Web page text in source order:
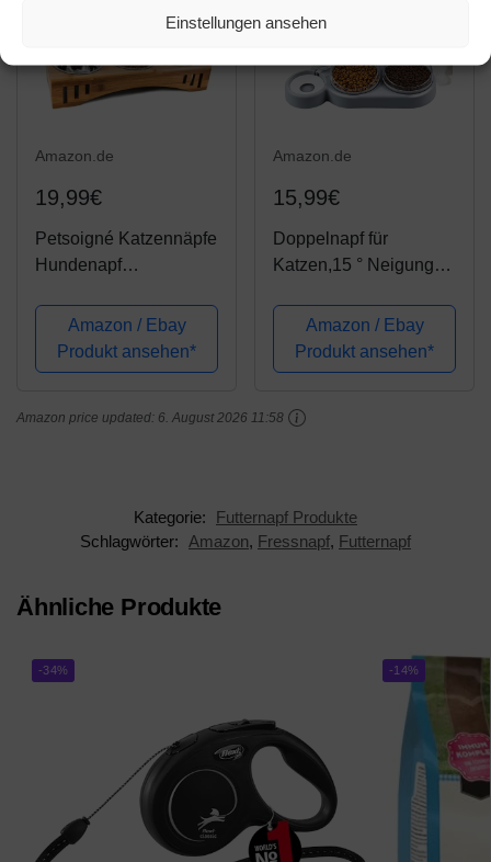
Einstellungen ansehen
Amazon.de
19,99€
Petsoigné Katzennäpfe
Hundenapf
Keramik mit Bambus
Unterstützung Für
Katzen und Welpen (3
Amazon / Ebay
Produkt ansehen*
Amazon.de
15,99€
Doppelnapf für
Katzen,15 ° Neigung
Katzenschüssel,3 in
1Futternapf Katzen,mit
automatischem
Doppelte Futternapf
Amazon / Ebay
Produkt ansehen*
Amazon price updated: 6. August 2026 11:58
Kategorie:
Futternapf Produkte
Schlagwörter: Amazon, Fressnapf, Futternapf
Ähnliche Produkte
-34% -14%